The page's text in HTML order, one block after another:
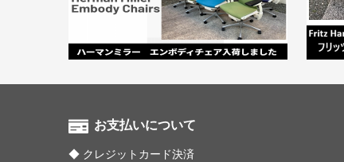
お支払いについて
クレジットカード決済